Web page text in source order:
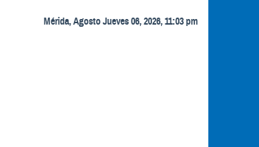
Mérida, Agosto Jueves 06, 2026, 11:03 pm